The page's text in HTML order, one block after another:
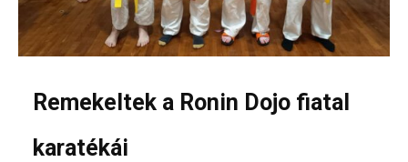
Remekeltek a Ronin Dojo fiatal
karatékái